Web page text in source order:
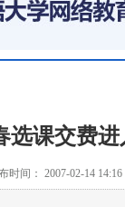
选课交费
时间： 2007-02-14